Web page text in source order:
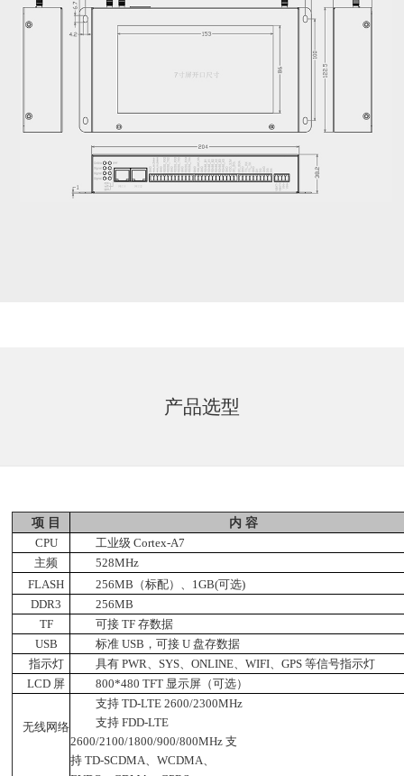
产品选型
项 目 内 容
CPU
工业级 Cortex-A7
主频
528MHz
FLASH
256MB（标配）、1GB(可选)
DDR3
256MB
TF
可接 TF 存数据
USB
标准 USB，可接 U 盘存数据
指示灯
具有 PWR、SYS、ONLINE、WIFI、GPS 等信号指示灯
LCD 屏
800*480 TFT 显示屏（可选）
无线网络
支持 TD-LTE 2600/2300MHz
支持 FDD-LTE
2600/2100/1800/900/800MHz 支
持 TD-SCDMA、WCDMA、